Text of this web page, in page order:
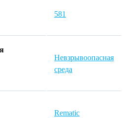
581
Невзрывоопасная
среда
Rematic